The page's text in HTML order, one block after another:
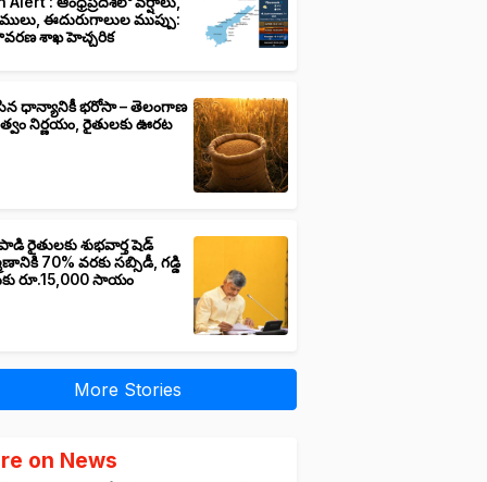
ఈదురుగాలుల ముప్పు:
శాఖ హెచ్చరిక
ధాన్యానికీ భరోసా – తెలంగాణ
నిర్ణయం, రైతులకు ఊరట
రైతులకు శుభవార్త షెడ్
70% వరకు సబ్సిడీ, గడ్డి
రూ.15,000 సాయం
More Stories
on News